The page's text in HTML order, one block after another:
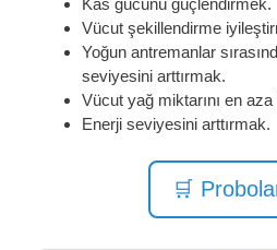
Kas gücünü güçlendirmek.
Vücut şekillendirme
Yoğun antremanlar
seviyesini arttırmak.
Vücut yağ miktarını en
Enerji seviyesini arttırmak.
🛒